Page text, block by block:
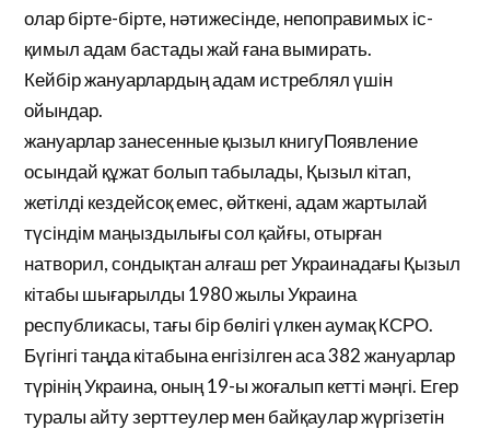
олар бірте-бірте, нәтижесінде, непоправимых іс-
қимыл адам бастады жай ғана вымирать.
Кейбір жануарлардың адам истреблял үшін
ойындар.
жануарлар занесенные қызыл книгуПоявление
осындай құжат болып табылады, Қызыл кітап,
жетілді кездейсоқ емес, өйткені, адам жартылай
түсіндім маңыздылығы сол қайғы, отырған
натворил, сондықтан алғаш рет Украинадағы Қызыл
кітабы шығарылды 1980 жылы Украина
республикасы, тағы бір бөлігі үлкен аумақ КСРО.
Бүгінгі таңда кітабына енгізілген аса 382 жануарлар
түрінің Украина, оның 19-ы жоғалып кетті мәңгі. Егер
туралы айту зерттеулер мен байқаулар жүргізетін